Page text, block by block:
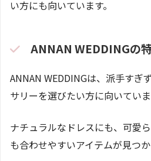
い方にも向いています。
ANNAN WEDDINGの
ANNAN WEDDINGは、派手すぎ
サリーを選びたい方に向いていま
ナチュラルなドレスにも、可愛
も合わせやすいアイテムが見つか